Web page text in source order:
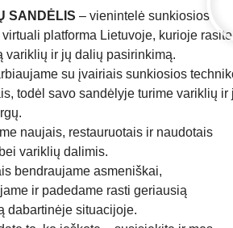
SANDĖLIS – vienintelė sunkiosios
platforma Lietuvoje, kurioje rasite
variklių ir jų dalių pasirinkimą.
su įvairiais sunkiosios
todėl savo sandėlyje turime variklių ir
naujais, restauruotais ir naudotais
variklių dalimis.
bendraujame asmeniškai,
ir padedame rasti geriausią
dabartinėje situacijoje.